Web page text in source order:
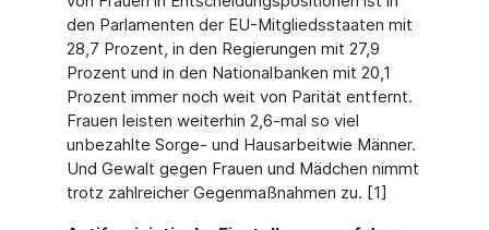
den Parlamenten der EU-Mitgliedsstaaten mit
28,7 Prozent, in den Regierungen mit 27,9
Prozent und in den Nationalbanken mit 20,1
Prozent immer noch weit von Parität entfernt.
Frauen leisten weiterhin 2,6-mal so viel
unbezahlte Sorge- und Hausarbeitwie Männer.
Und Gewalt gegen Frauen und Mädchen nimmt
trotz zahlreicher Gegenmaßnahmen zu. [1]